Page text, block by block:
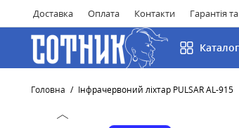
Доставка Оплата Контакти Гарантія
Головна Інфрачервоний ліхтар PULSAR AL-915